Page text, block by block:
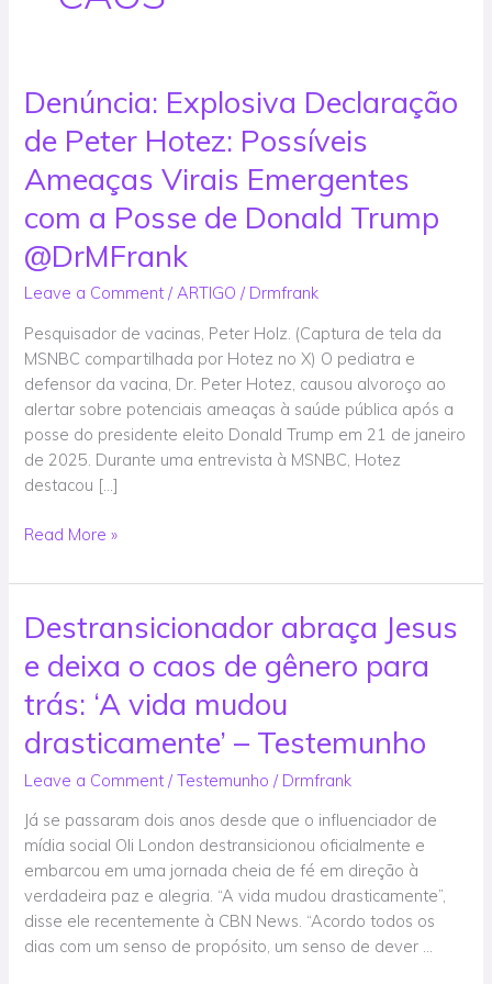
Denúncia: Explosiva Declaração
de Peter Hotez: Possíveis
Ameaças Virais Emergentes
com a Posse de Donald Trump
@DrMFrank
Leave a Comment /ARTIGO / Drmfrank
Pesquisador de vacinas, Peter Holz. (Captura de tela da
MSNBC compartilhada por Hotez no X) O pediatra e
defensor da vacina, Dr. Peter Hotez, causou alvoroço ao
alertar sobre potenciais ameaças à saúde pública após a
posse do presidente eleito Donald Trump em 21 de janeiro
de 2025. Durante uma entrevista à MSNBC, Hotez
destacou […]
Denúncia:
Explosiva
Declaração
de
Peter
Hotez:
Possíveis
Ameaças
Virais
Emergentes
com
a
Posse
Donald
Trump
@DrMFrank
Read More »
Destransicionador abraça Jesus
e deixa o caos de gênero para
trás: ‘A vida mudou
drasticamente’ – Testemunho
Leave a Comment /Testemunho / Drmfrank
Já se passaram dois anos desde que o influenciador de
mídia social Oli London destransicionou oficialmente e
embarcou em uma jornada cheia de fé em direção à
verdadeira paz e alegria. “A vida mudou drasticamente”,
disse ele recentemente à CBN News. “Acordo todos os
dias com um senso de propósito, um senso de dever …
Destransicionador
Jesus
e
deixa
o
caos
gênero
para
trás:
‘A
vida
mudou